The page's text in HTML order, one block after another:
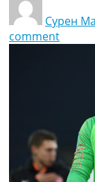
Сурен
comment